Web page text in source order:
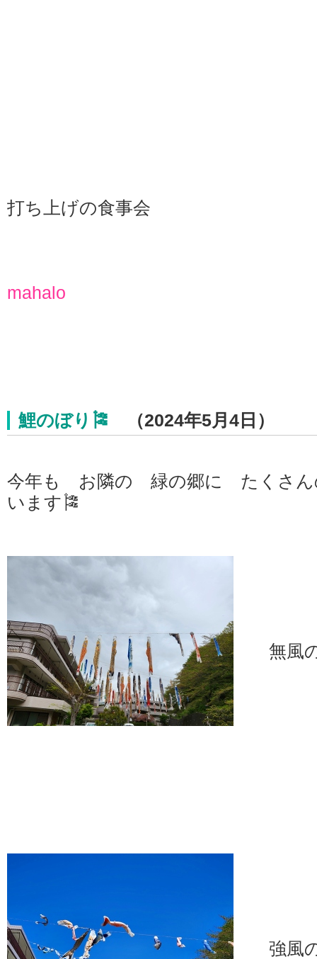
打ち上げの食事会
mahalo
鯉のぼり🎏 （2024年5月4日）
今年も お隣の 緑の郷に たくさん
います🎏
無風の
強風の